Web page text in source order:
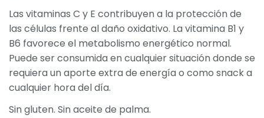
Las vitaminas C y E contribuyen a la protección de
las células frente al daño oxidativo. La vitamina B1 y
B6 favorece el metabolismo energético normal.
Puede ser consumida en cualquier situación donde se
requiera un aporte extra de energía o como snack a
cualquier hora del día.
Sin gluten. Sin aceite de palma.